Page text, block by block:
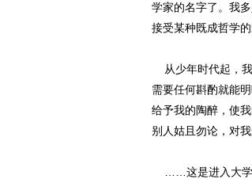
学家的名字了。我
接受某种既成哲学的
从少年时代起，我
需要任何斟酌就能
给予我的陶醉，使
别人姑且勿论，对
……这是进入大学